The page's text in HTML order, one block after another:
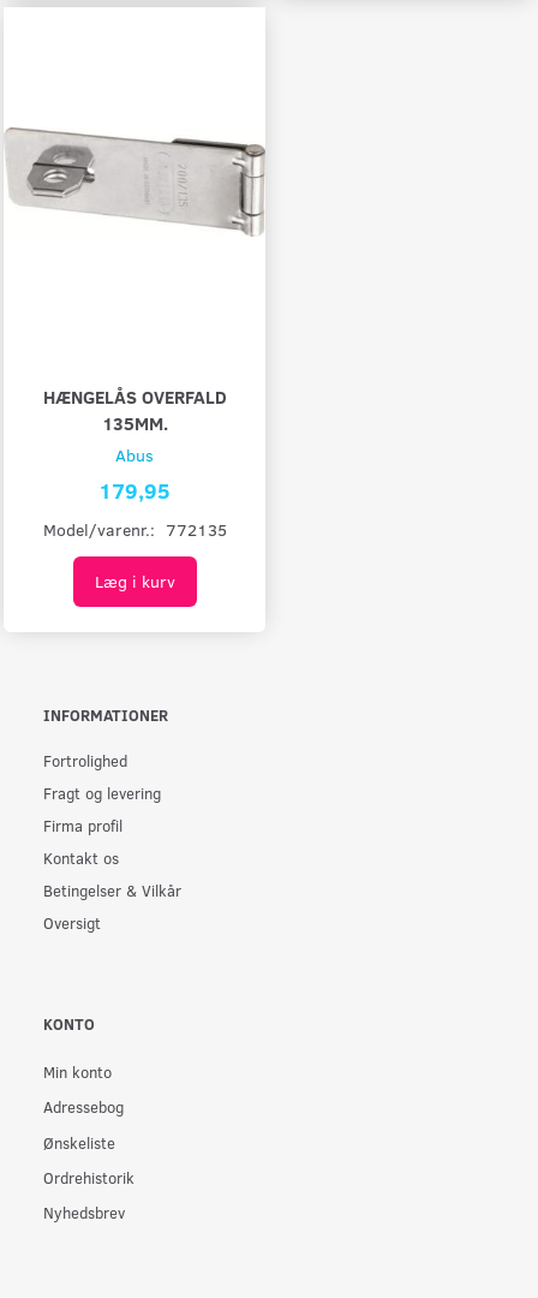
HÆNGELÅS OVERFALD
135MM.
Abus
179,95
Model/varenr.: 772135
Læg i kurv
INFORMATIONER
Fortrolighed
Fragt og levering
Firma profil
Kontakt os
Betingelser & Vilkår
Oversigt
KONTO
Min konto
Adressebog
Ønskeliste
Ordrehistorik
Nyhedsbrev